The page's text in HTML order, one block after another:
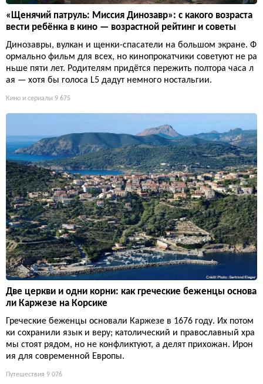
«Щенячий патруль: Миссия Динозавр»: с какого возраста
вести ребёнка в кино — возрастной рейтинг и советы
Динозавры, вулкан и щенки-спасатели на большом экране. Ф
ормально фильм для всех, но кинопрокатчики советуют не ра
ньше пяти лет. Родителям придётся пережить полтора часа л
ая — хотя бы голоса L5 дадут немного ностальгии.
Кино и сериалы 9 675
Две церкви и одни корни: как греческие беженцы основа
ли Каржезе на Корсике
Греческие беженцы основали Каржезе в 1676 году. Их потом
ки сохранили язык и веру; католический и православный хра
мы стоят рядом, но не конфликтуют, а делят прихожан. Ирон
ия для современной Европы.
Путешествия 9 076